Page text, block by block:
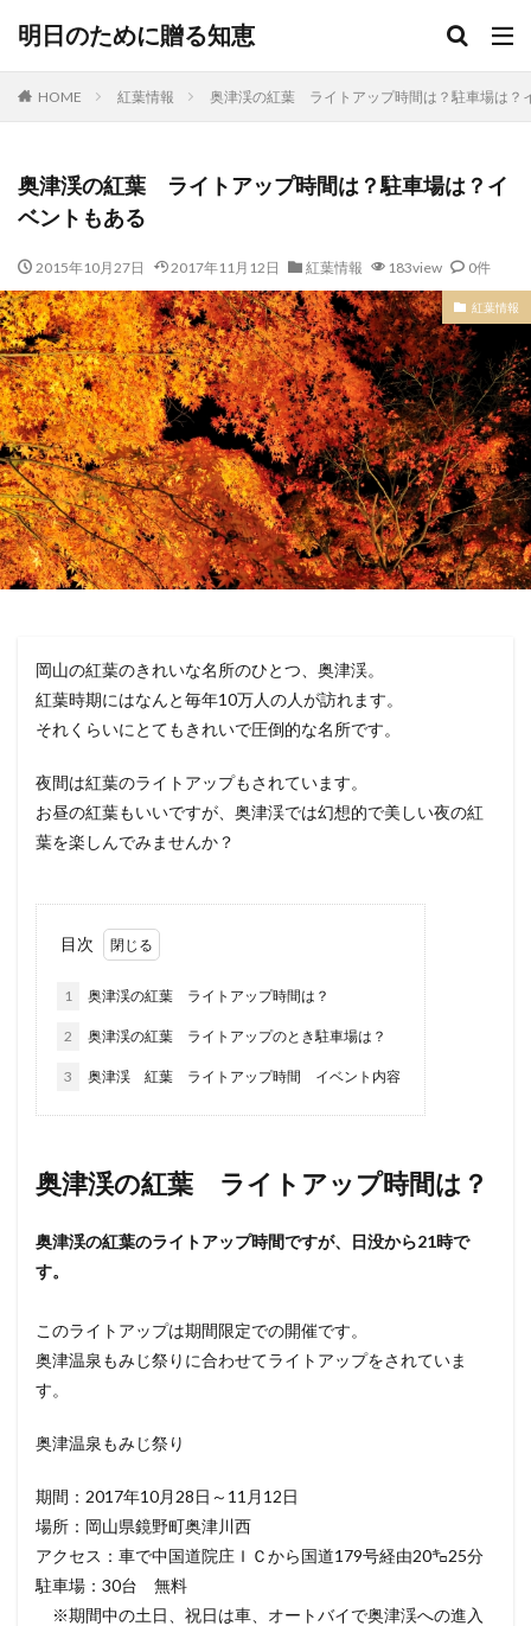
明日のために贈る知恵
HOME 紅葉情報 奥津渓の紅葉 ライトアップ時間は？駐車場は？
奥津渓の紅葉 ライトアップ時間は？駐車場は？イ
ベントもある
2015年10月27日 2017年11月12日 紅葉情報 183view 0件
紅葉情報
岡山の紅葉のきれいな名所のひとつ、奥津渓。
紅葉時期にはなんと毎年10万人の人が訪れます。
それくらいにとてもきれいで圧倒的な名所です。
夜間は紅葉のライトアップもされています。
お昼の紅葉もいいですが、奥津渓では幻想的で美しい夜の紅
葉を楽しんでみませんか？
目次
1 奥津渓の紅葉 ライトアップ時間は？
2 奥津渓の紅葉 ライトアップのとき駐車場は？
3 奥津渓 紅葉 ライトアップ時間 イベント内容
奥津渓の紅葉 ライトアップ時間は？
奥津渓の紅葉のライトアップ時間ですが、日没から21時で
す。
このライトアップは期間限定での開催です。
奥津温泉もみじ祭りに合わせてライトアップをされていま
す。
奥津温泉もみじ祭り
期間：2017年10月28日～11月12日
場所：岡山県鏡野町奥津川西
アクセス：車で中国道院庄ＩＣから国道179号経由20㌔25分
駐車場：30台 無料
※期間中の土日、祝日は車、オートバイで奥津渓への進入